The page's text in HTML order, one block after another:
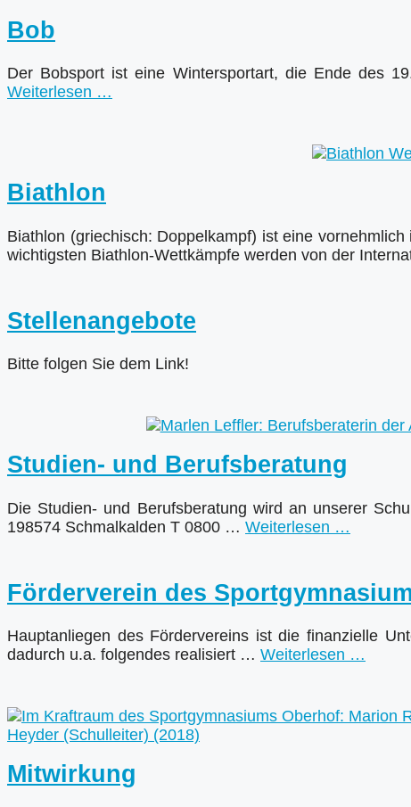
Bob
Der Bobsport ist eine Wintersportart, die Ende des
Weiterlesen …
Biathlon
Biathlon (griechisch: Doppelkampf) ist eine
wichtigsten Biathlon-Wettkämpfe werden von der
Stellenangebote
Bitte folgen Sie dem Link!
Studien- und Berufsberatung
Die Studien- und Berufsberatung wird an unserer
198574 Schmalkalden T 0800 … Weiterlesen …
Förderverein des
Hauptanliegen des Fördervereins ist die finanzielle
dadurch u.a. folgendes realisiert … Weiterlesen …
Mitwirkung